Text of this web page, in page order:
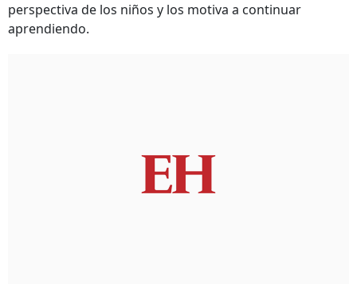
perspectiva de los niños y los motiva a continuar
aprendiendo.